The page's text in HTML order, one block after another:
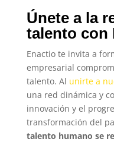
Únete a la
talento con
Enactio te invita a
empresarial
talento. Al unirte a
una red dinámica y
innovación y el
transformación del
talento humano se